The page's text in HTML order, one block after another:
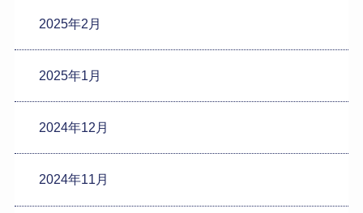
2025年2月
2025年1月
2024年12月
2024年11月